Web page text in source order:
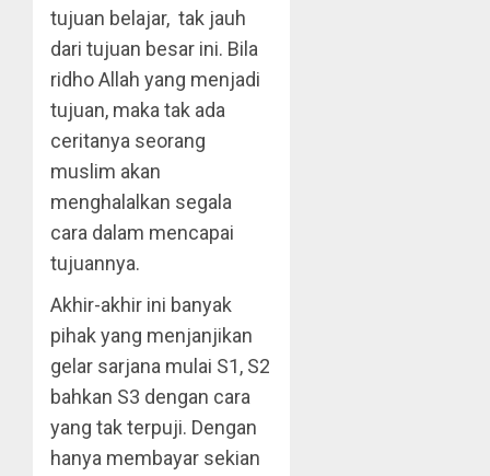
tujuan belajar, tak jauh
dari tujuan besar ini. Bila
ridho Allah yang menjadi
tujuan, maka tak ada
ceritanya seorang
muslim akan
menghalalkan segala
cara dalam mencapai
tujuannya.
Akhir-akhir ini banyak
pihak yang menjanjikan
gelar sarjana mulai S1, S2
bahkan S3 dengan cara
yang tak terpuji. Dengan
hanya membayar sekian